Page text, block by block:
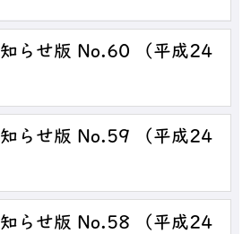
らせ版 No.60 （平成24
らせ版 No.59 （平成24
らせ版 No.58 （平成24